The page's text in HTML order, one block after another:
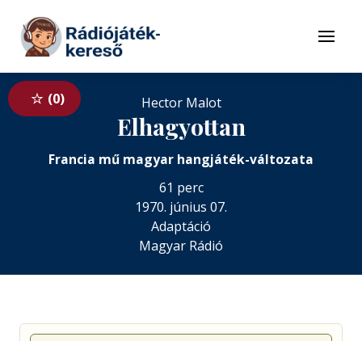
Tovább a tartalomhoz
Menü
0 Hector Malot
Elhagyottan
Francia mű magyar hangjáték-változata
61 perc
1970. június 07.
Adaptáció
Magyar Rádió